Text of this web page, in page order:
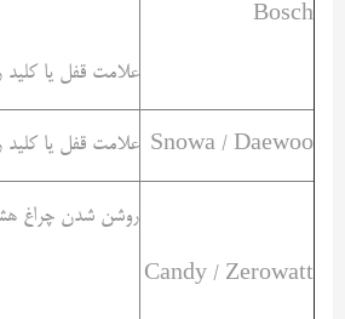
Bosch
علامت قفل یا کلید
Snowa / Daewoo علامت قفل یا کلید
Candy / Zerowatt
روشن شدن چراغ